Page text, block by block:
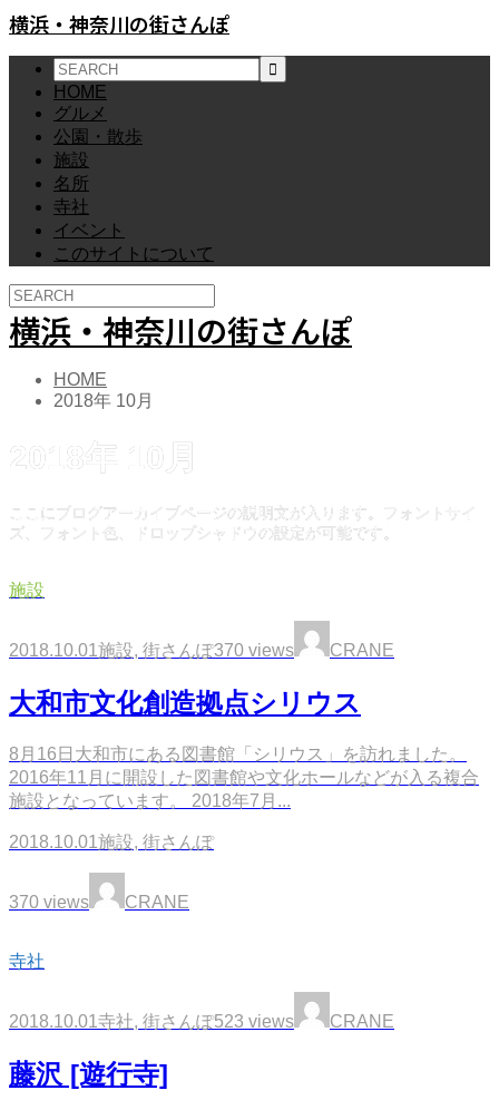
横浜・神奈川の街さんぽ
HOME
グルメ
公園・散歩
施設
名所
寺社
イベント
このサイトについて
横浜・神奈川の街さんぽ
HOME
2018年 10月
2018年 10月
ここにブログアーカイブページの説明文が入ります。フォントサイ
ズ、フォント色、ドロップシャドウの設定が可能です。
施設
2018.10.01 施設, 街さんぽ370 views CRANE
大和市文化創造拠点シリウス
8月16日大和市にある図書館「シリウス」を訪れました。
2016年11月に開設した図書館や文化ホールなどが入る複合
施設となっています。 2018年7月...
2018.10.01 施設, 街さんぽ
370 views CRANE
寺社
2018.10.01 寺社, 街さんぽ523 views CRANE
藤沢 [遊行寺]